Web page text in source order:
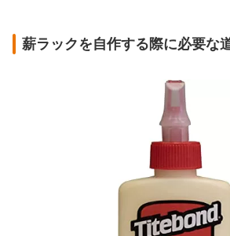
薪ラックを自作する際に必要な